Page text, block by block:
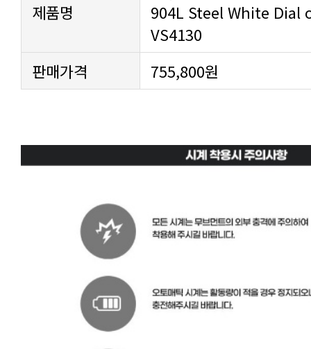
제품명
VS4130
판매가격
755,800원